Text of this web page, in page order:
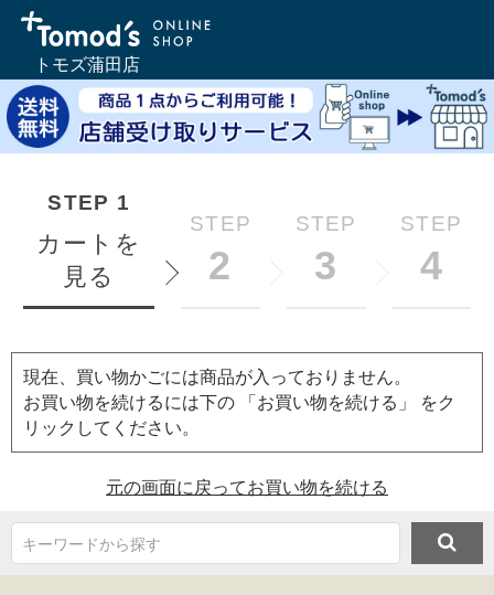
トモズ蒲田店
STEP 1
カートを
見る
STEP
2
STEP
3
STEP
4
現在、買い物かごには商品が入っておりません。
お買い物を続けるには下の 「お買い物を続ける」 をク
リックしてください。
元の画面に戻ってお買い物を続ける
キーワードから探す